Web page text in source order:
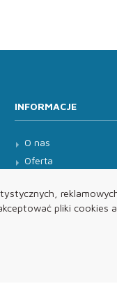
pliki cookies
INFORMACJE
O nas
Oferta